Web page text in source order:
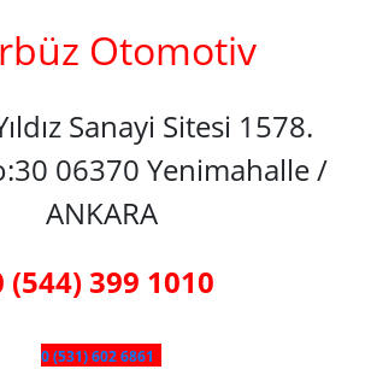
Otomotiv
Sanayi Sitesi 1578.
06370 Yenimahalle /
ANKARA
(544) 399 1010
0 (531) 602 6861